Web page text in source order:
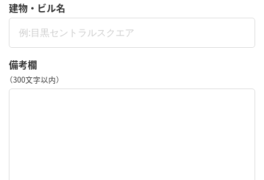
建物・ビル名
備考欄
（300文字以内）